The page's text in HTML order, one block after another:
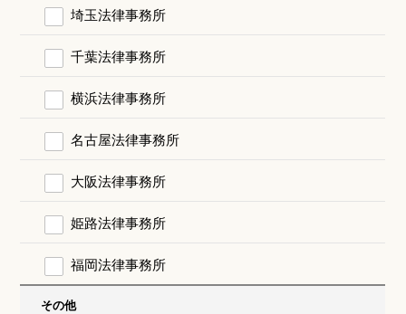
埼玉法律事務所
千葉法律事務所
横浜法律事務所
名古屋法律事務所
大阪法律事務所
姫路法律事務所
福岡法律事務所
その他